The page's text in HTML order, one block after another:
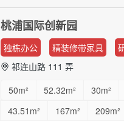
桃浦国际创新园
独栋办公
精装修带家具
祁连山路 111 弄
50m²
52.32m² 30m²
43.51m²
167m² 209m²